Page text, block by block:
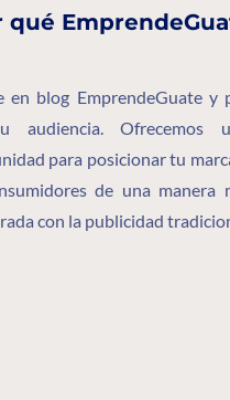
qué
en blog EmprendeGuate y
audiencia. Ofrecemos
para posicionar tu
de una manera
con la publicidad